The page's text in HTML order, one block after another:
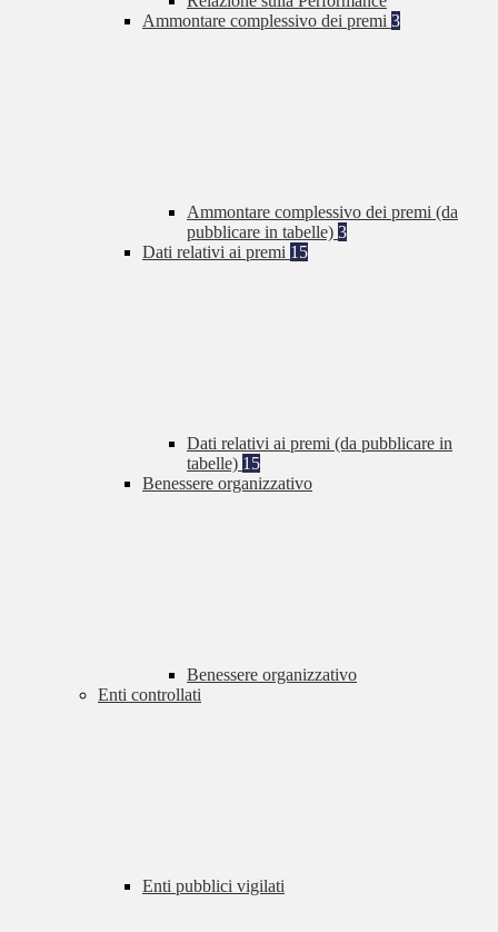
Ammontare complessivo dei premi 3
Ammontare complessivo dei premi (da
pubblicare in tabelle) 3
Dati relativi ai premi 15
Dati relativi ai premi (da pubblicare in
tabelle) 15
Benessere organizzativo
Benessere organizzativo
Enti controllati
Enti pubblici vigilati